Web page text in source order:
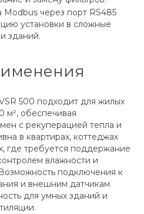
через порт RS485
установки в сложные
зданий.
500 подходит для жилых
м², обеспечивая
с рекуперацией тепла и
в квартирах, коттеджах
где требуется поддержание
влажности и
подключения к
и внешним датчикам
для умных зданий и